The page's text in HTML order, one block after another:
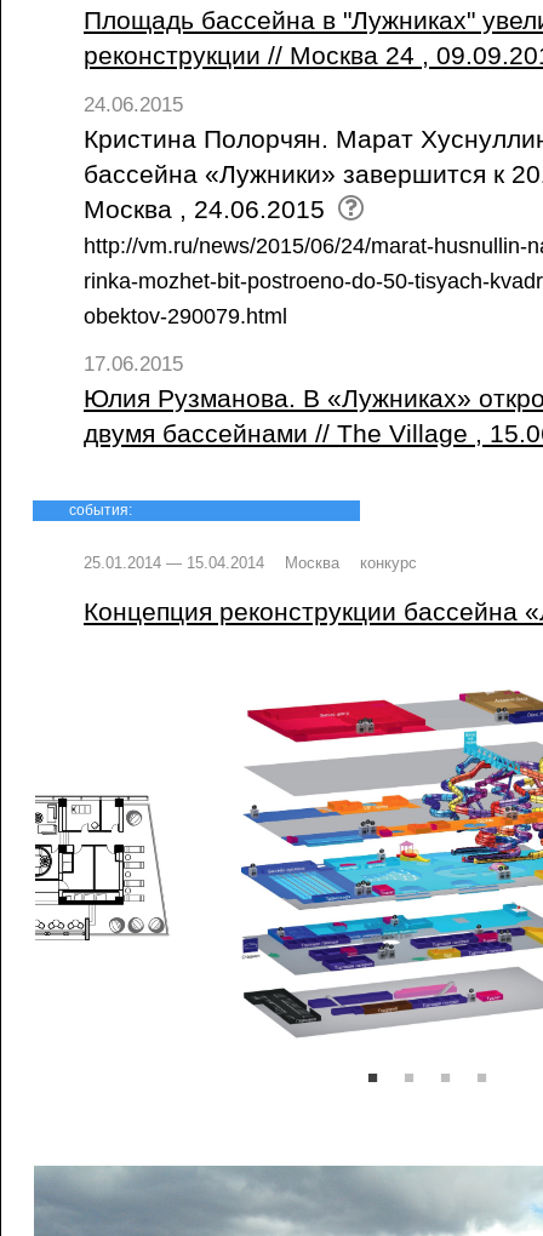
Площадь бассейна в "Лужниках"
реконструкции // Москва 24 ,
24.06.2015
Кристина Полорчян. Марат
бассейна «Лужники» завершится к
Москва , 24.06.2015
http://vm.ru/news/2015/06/24/marat-husnullin-
rinka-mozhet-bit-postroeno-do-50-tisyach-
obektov-290079.html
17.06.2015
Юлия Рузманова. В «Лужниках»
двумя бассейнами // The Village ,
события:
25.01.2014 — 15.04.2014 Москва конкурс
Концепция реконструкции бассейна